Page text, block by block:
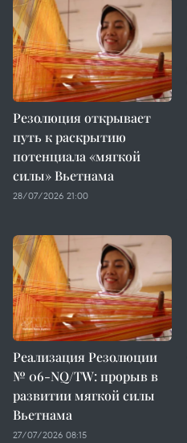
Резолюция открывает
путь к раскрытию
потенциала «мягкой
силы» Вьетнама
28/07/2026 21:00
Реализация Резолюции
№ 06-NQ/TW: прорыв в
развитии мягкой силы
Вьетнама
27/07/2026 08:15